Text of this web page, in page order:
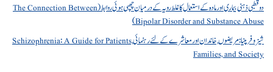
دو قطبی ذہنی بیماری اور مادہ کے استعمال کا غلط رویہ کے درمیان چھپی ہوئی روابط (The Connection Between
Bipolar Disorder and Substance Abuse)
شیزوفرینیا: مریضوں, خاندان اور معاشرے کے لئے رہنمائی Schizophrenia: A Guide for Patients,
Families, and Society